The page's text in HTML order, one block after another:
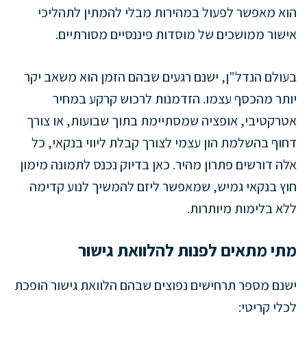
הוא מאפשר לפעול במהירות מבלי להמתין לתהליכי
אישור ממושכים של מוסדות פיננסיים מסורתיים.
בעולם הנדל"ן, ישנם רגעים שבהם הזמן הוא משאב יקר
יותר מהכסף עצמו. הזדמנות לרכוש קרקע במחיר
אטרקטיבי, אופציה שמסתיימת בתוך שבועות, או צורך
דחוף בהשלמת הון עצמי לצורך קבלת ליווי בנקאי, כל
אלה דורשים פתרון מהיר. כאן בדיוק נכנס לתמונה מימון
חוץ בנקאי גמיש, שמאפשר ליזם להמשיך לנוע קדימה
ללא בלימות מיותרות.
מתי מתאים לפנות להלוואת גישור
ישנם מספר תרחישים נפוצים שבהם הלוואת גישור הופכת
לכלי קריטי: